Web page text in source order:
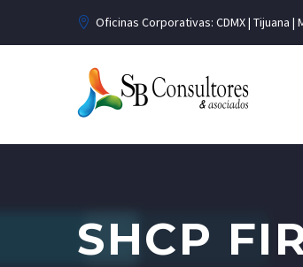
Oficinas Corporativas: CDMX | Tijuana |
SHCP